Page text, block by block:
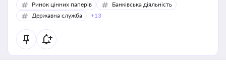
Ринок цінних паперів
Банківська діяльність
Державна служба
+13